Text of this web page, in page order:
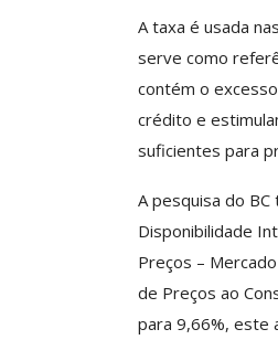
A taxa é usada
serve como
contém o
crédito e
suficientes para
A pesquisa do
Disponibilidade
Preços –
de Preços ao
para 9,66%, este